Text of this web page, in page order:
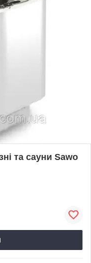
та сауни Sawo